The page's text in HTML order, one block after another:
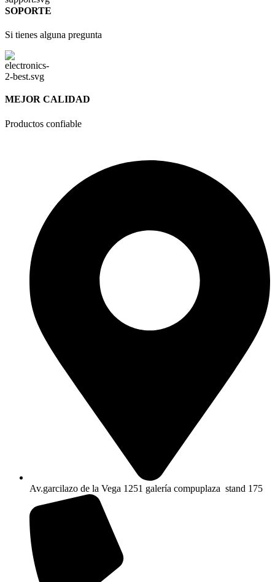
SOPORTE
Si tienes alguna pregunta
MEJOR CALIDAD
Productos confiable
Av.garcilazo de la Vega 1251 galería compuplaza stand 175